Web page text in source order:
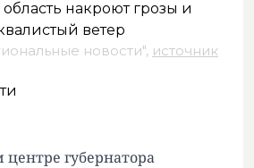
новости", источник
губернатора